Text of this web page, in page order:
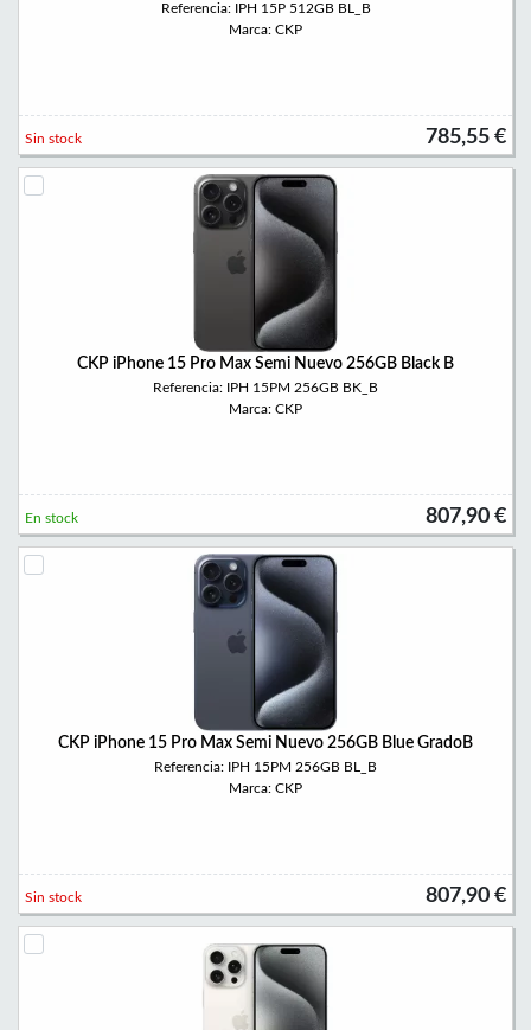
Referencia: IPH 15P 512GB BL_B
Marca: CKP
785,55 €
Sin stock
CKP iPhone 15 Pro Max Semi Nuevo 256GB Black B
Referencia: IPH 15PM 256GB BK_B
Marca: CKP
807,90 €
En stock
CKP iPhone 15 Pro Max Semi Nuevo 256GB Blue GradoB
Referencia: IPH 15PM 256GB BL_B
Marca: CKP
807,90 €
Sin stock